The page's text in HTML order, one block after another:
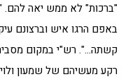
"ברכות" לא ממש יאה להם.
באפם הרגו איש וברצונם
קשתה…". רש"י במקום
רקע מעשיהם של שמעון